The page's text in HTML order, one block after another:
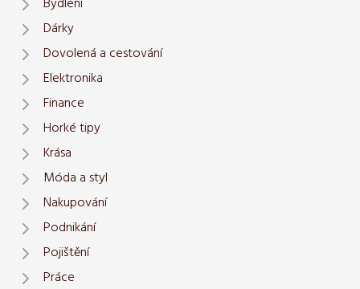
Dárky
Dovolená a cestování
Elektronika
Finance
Horké tipy
Krása
Móda a styl
Nakupování
Podnikání
Pojištění
Práce